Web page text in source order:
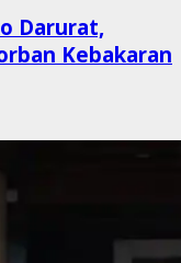
Darurat,
Kebakaran